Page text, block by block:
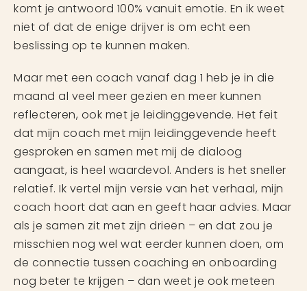
komt je antwoord 100% vanuit emotie. En ik weet
niet of dat de enige drijver is om echt een
beslissing op te kunnen maken.
Maar met een coach vanaf dag 1 heb je in die
maand al veel meer gezien en meer kunnen
reflecteren, ook met je leidinggevende. Het feit
dat mijn coach met mijn leidinggevende heeft
gesproken en samen met mij de dialoog
aangaat, is heel waardevol. Anders is het sneller
relatief. Ik vertel mijn versie van het verhaal, mijn
coach hoort dat aan en geeft haar advies. Maar
als je samen zit met zijn drieën – en dat zou je
misschien nog wel wat eerder kunnen doen, om
de connectie tussen coaching en onboarding
nog beter te krijgen – dan weet je ook meteen